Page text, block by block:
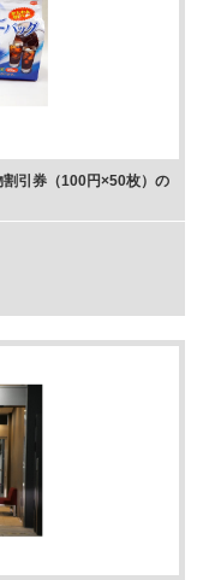
引券（100円×50枚）の